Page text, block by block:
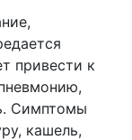
привести к
Симптомы
кашель,